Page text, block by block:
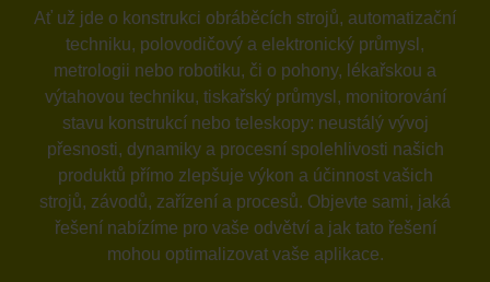
Ať už jde o konstrukci obráběcích strojů, automatizační
techniku, polovodičový a elektronický průmysl,
metrologii nebo robotiku, či o pohony, lékařskou a
výtahovou techniku, tiskařský průmysl, monitorování
stavu konstrukcí nebo teleskopy: neustálý vývoj
přesnosti, dynamiky a procesní spolehlivosti našich
produktů přímo zlepšuje výkon a účinnost vašich
strojů, závodů, zařízení a procesů. Objevte sami, jaká
řešení nabízíme pro vaše odvětví a jak tato řešení
mohou optimalizovat vaše aplikace.